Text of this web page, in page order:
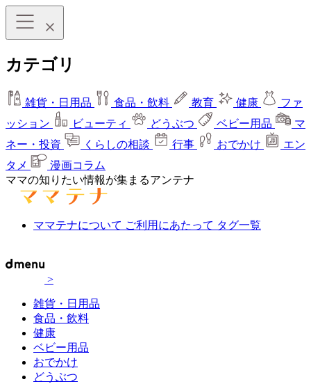
カテゴリ
雑貨・日用品 食品・飲料 教育 健康
ファ
ッション
ビューティ どうぶつ ベビー用品
マ
ネー・投資
くらしの相談 行事 おでかけ
エン
タメ
漫画コラム
ママの知りたい情報が集まるアンテナ
ママテナについて ご利用にあたって タグ一覧
>
雑貨・日用品
食品・飲料
健康
ベビー用品
おでかけ
どうぶつ